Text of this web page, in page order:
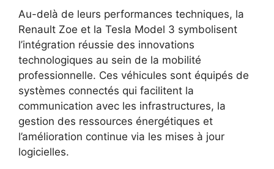
Au-delà de leurs performances techniques, la
Renault Zoe et la Tesla Model 3 symbolisent
l’intégration réussie des innovations
technologiques au sein de la mobilité
professionnelle. Ces véhicules sont équipés de
systèmes connectés qui facilitent la
communication avec les infrastructures, la
gestion des ressources énergétiques et
l’amélioration continue via les mises à jour
logicielles.